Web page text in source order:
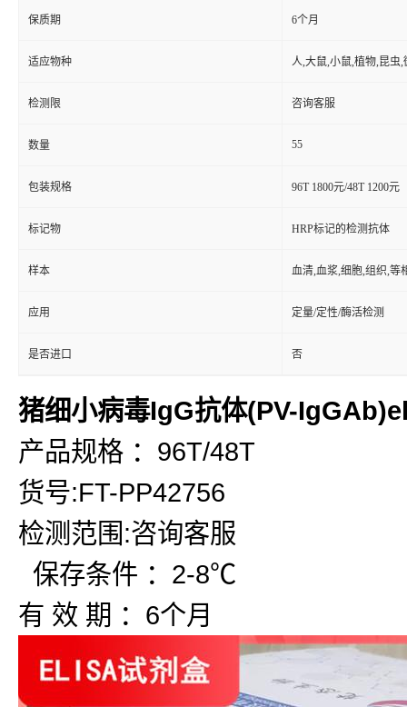
保质期 6个月
适应物种 人,大鼠,小鼠,植物,昆虫,
检测限 咨询客服
数量 55
包装规格 96T 1800元/48T 1200元
标记物 HRP标记的检测抗体
样本 血清,血浆,细胞,组织,等
应用 定量/定性/酶活检测
是否进口 否
猪细小病毒IgG抗体(PV-
产品规格 ：96T/48T
货号:FT-PP42756
检测范围:咨询客服
保存条件 ：2-8℃
有 效 期 ：6个月